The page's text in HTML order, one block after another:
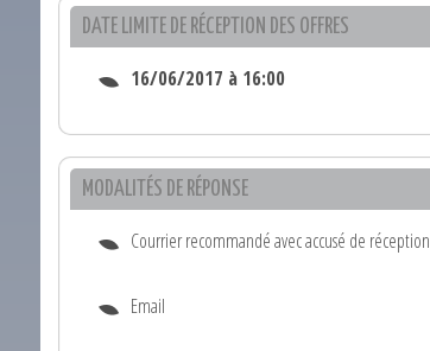
DATE LIMITE DE RÉCEPTION DES OFFRES
16/06/2017 à 16:00
MODALITÉS DE RÉPONSE
Courrier recommandé avec accusé de réception
Email